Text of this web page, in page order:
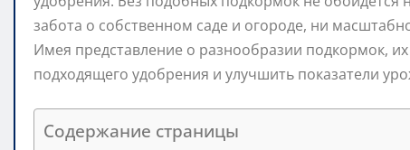
забота о собственном саде и огороде, ни
Имея представление о разнообразии подкормок,
подходящего удобрения и улучшить показатели
Содержание страницы